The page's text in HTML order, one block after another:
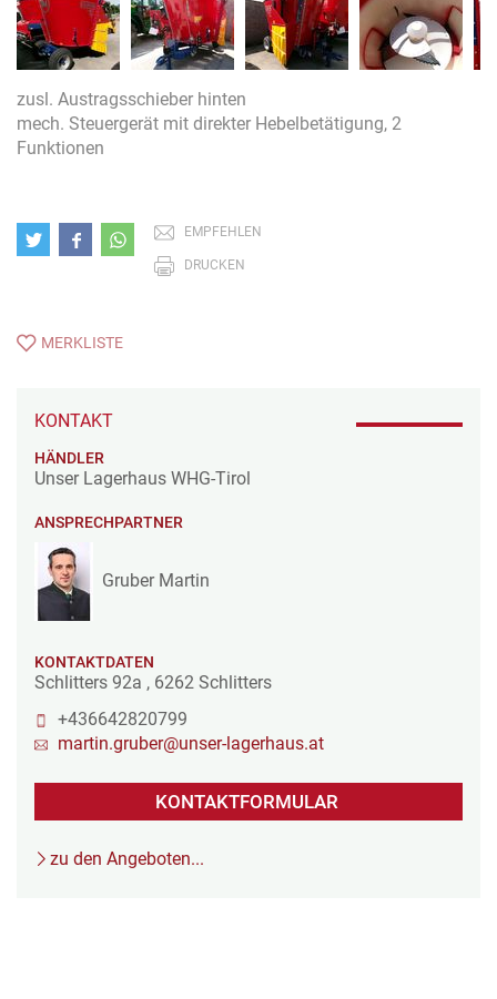
zusl. Austragsschieber hinten
mech. Steuergerät mit direkter Hebelbetätigung, 2
Funktionen
EMPFEHLEN
DRUCKEN
MERKLISTE
KONTAKT
HÄNDLER
Unser Lagerhaus WHG-Tirol
ANSPRECHPARTNER
Gruber Martin
KONTAKTDATEN
Schlitters 92a , 6262 Schlitters
+436642820799
martin.gruber@unser-lagerhaus.at
KONTAKTFORMULAR
zu den Angeboten...